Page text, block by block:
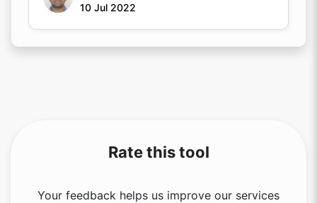
10 Jul 2022
Rate this tool
Your feedback helps us improve our services